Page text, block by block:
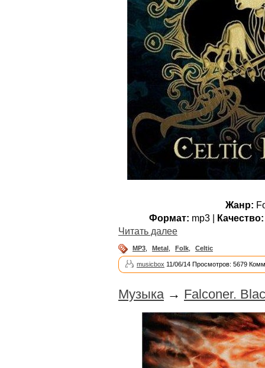
Жанр:
Формат: mp3 | Качество:
Читать далее
MP3 Metal Folk Celtic
musicbox 11/06/14 Просмотров: 5679
Музыка→ Falconer.